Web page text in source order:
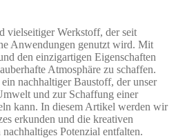
vielseitiger Werkstoff, der seit
Anwendungen genutzt wird. Mit
den einzigartigen Eigenschaften
Atmosphäre zu schaffen.
nachhaltiger Baustoff, der unser
und zur Schaffung einer
kann. In diesem Artikel werden wir
erkunden und die kreativen
Potenzial entfalten.